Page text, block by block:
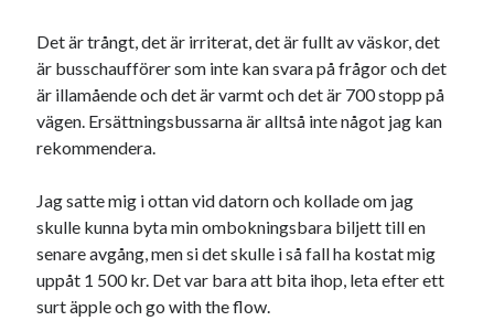
historia hotell jobb
Julkalenderfacit Julkalendern
julkalendern 2021 konst
minnen mode museum musik
nostalgi ord radio recept
reklam resa sekrutt
Det är trångt, det är irriterat, det är fullt av väskor, det
är busschaufförer som inte kan svara på frågor och det
är illamående och det är varmt och det är 700 stopp på
vägen. Ersättningsbussarna är alltså inte något jag kan
rekommendera.
Jag satte mig i ottan vid datorn och kollade om jag
skulle kunna byta min ombokningsbara biljett till en
senare avgång, men si det skulle i så fall ha kostat mig
uppåt 1 500 kr. Det var bara att bita ihop, leta efter ett
surt äpple och go with the flow.